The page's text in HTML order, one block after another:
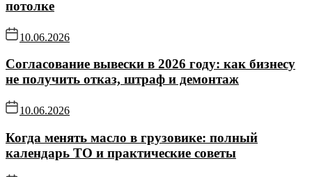
потолке
10.06.2026
Согласование вывески в 2026 году: как бизнесу
не получить отказ, штраф и демонтаж
10.06.2026
Когда менять масло в грузовике: полный
календарь ТО и практические советы